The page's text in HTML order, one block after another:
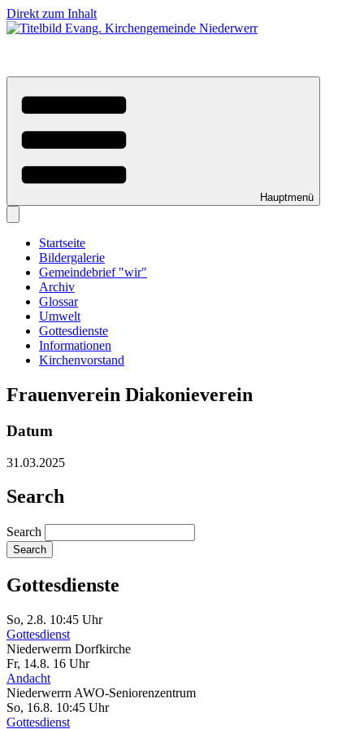
Direkt zum Inhalt
Hauptmenü
Startseite
Bildergalerie
Gemeindebrief "wir"
Archiv
Glossar
Umwelt
Gottesdienste
Informationen
Kirchenvorstand
Frauenverein Diakonieverein
Datum
31.03.2025
Search
Search
Gottesdienste
So, 2.8. 10:45 Uhr
Gottesdienst
Niederwerrn Dorfkirche
Fr, 14.8. 16 Uhr
Andacht
Niederwerrn AWO-Seniorenzentrum
So, 16.8. 10:45 Uhr
Gottesdienst